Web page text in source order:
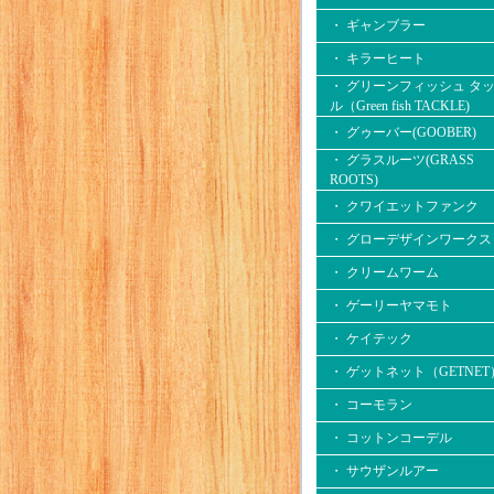
・ ギャンブラー
・ キラーヒート
・ グリーンフィッシュ タ
ル（Green fish TACKLE)
・ グゥーバー(GOOBER)
・ グラスルーツ(GRASS
ROOTS)
・ クワイエットファンク
・ グローデザインワークス
・ クリームワーム
・ ゲーリーヤマモト
・ ケイテック
・ ゲットネット（GETNET
・ コーモラン
・ コットンコーデル
・ サウザンルアー